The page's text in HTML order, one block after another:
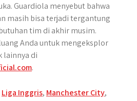
Guardiola menyebut bahwa
masih bisa terjadi tergantung
tim di akhir musim.
Anda untuk mengeksplor
lainnya di
.
Liga Inggris, Manchester City,